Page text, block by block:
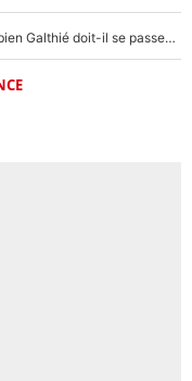
Le XV de France a trouvé son remplaçant : Fabien Galthié doit-il se passer d'Antoine Dupont ?